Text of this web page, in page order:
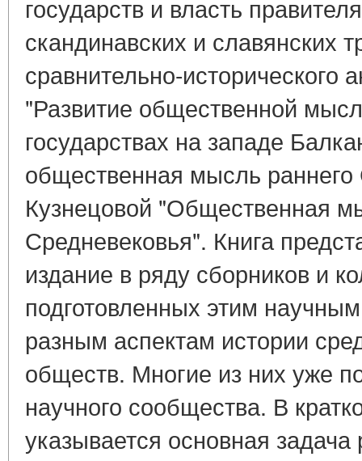
государств и власть
скандинавских и славянских
сравнительно-
"Развитие общественной
государствах на западе
общественная мысль
Кузнецовой "Общественная
Средневековья". Книга
издание в ряду сборников и
подготовленных этим
разным аспектам истории
обществ. Многие из них уже
научного сообщества. В
указывается основная задача